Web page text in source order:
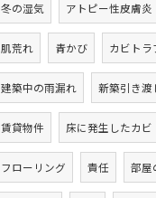
冬の湿気 アトピー性皮膚炎
肌荒れ 青かび カビトラ
建築中の雨漏れ 新築引き渡
賃貸物件 床に発生したカビ
フローリング 責任 部屋